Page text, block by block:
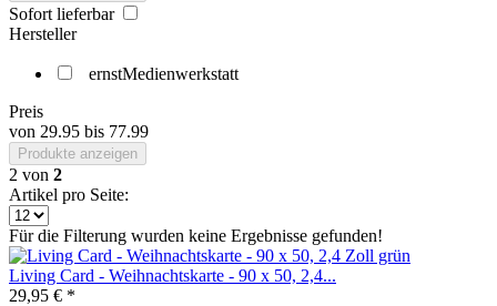
Sofort lieferbar
Hersteller
ernstMedienwerkstatt
Preis
von 29.95 bis 77.99
Produkte anzeigen
2 von 2
Artikel pro Seite:
Für die Filterung wurden keine Ergebnisse gefunden!
Living Card - Weihnachtskarte - 90 x 50, 2,4...
29,95 € *